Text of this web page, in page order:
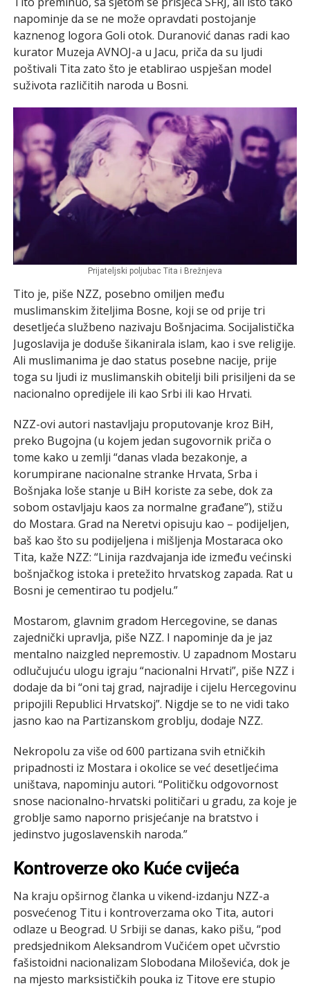
napominje da se ne može opravdati postojanje
kaznenog logora Goli otok. Duranović danas radi kao
kurator Muzeja AVNOJ-a u Jacu, priča da su ljudi
poštivali Tita zato što je etablirao uspješan model
suživota različitih naroda u Bosni.
Prijateljski poljubac Tita i Brežnjeva
Tito je, piše NZZ, posebno omiljen među
muslimanskim žiteljima Bosne, koji se od prije tri
desetljeća službeno nazivaju Bošnjacima. Socijalistička
Jugoslavija je doduše šikanirala islam, kao i sve religije.
Ali muslimanima je dao status posebne nacije, prije
toga su ljudi iz muslimanskih obitelji bili prisiljeni da se
nacionalno opredijele ili kao Srbi ili kao Hrvati.
NZZ-ovi autori nastavljaju proputovanje kroz BiH,
preko Bugojna (u kojem jedan sugovornik priča o
tome kako u zemlji “danas vlada bezakonje, a
korumpirane nacionalne stranke Hrvata, Srba i
Bošnjaka loše stanje u BiH koriste za sebe, dok za
sobom ostavljaju kaos za normalne građane”), stižu
do Mostara. Grad na Neretvi opisuju kao – podijeljen,
baš kao što su podijeljena i mišljenja Mostaraca oko
Tita, kaže NZZ: “Linija razdvajanja ide između većinski
bošnjačkog istoka i pretežito hrvatskog zapada. Rat u
Bosni je cementirao tu podjelu.”
Mostarom, glavnim gradom Hercegovine, se danas
zajednički upravlja, piše NZZ. I napominje da je jaz
mentalno naizgled nepremostiv. U zapadnom Mostaru
odlučujuću ulogu igraju “nacionalni Hrvati”, piše NZZ i
dodaje da bi “oni taj grad, najradije i cijelu Hercegovinu
pripojili Republici Hrvatskoj”. Nigdje se to ne vidi tako
jasno kao na Partizanskom groblju, dodaje NZZ.
Nekropolu za više od 600 partizana svih etničkih
pripadnosti iz Mostara i okolice se već desetljećima
uništava, napominju autori. “Političku odgovornost
snose nacionalno-hrvatski političari u gradu, za koje je
groblje samo naporno prisjećanje na bratstvo i
jedinstvo jugoslavenskih naroda.”
Kontroverze oko Kuće cvijeća
Na kraju opširnog članka u vikend-izdanju NZZ-a
posvećenog Titu i kontroverzama oko Tita, autori
odlaze u Beograd. U Srbiji se danas, kako pišu, “pod
predsjednikom Aleksandrom Vučićem opet učvrstio
fašistoidni nacionalizam Slobodana Miloševića, dok je
na mjesto marksističkih pouka iz Titove ere stupio